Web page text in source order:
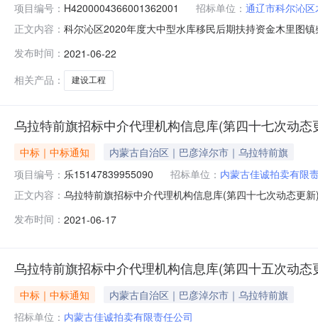
项目编号： H4200004366001362001 招标单位： 通辽市科尔沁
正文内容： 科尔沁区2020年度大中型水库移民后期扶持资金木里图
公告因工作人员录入错误，现对科尔沁区2020年度大中
发布时间： 2021-06-22
相关产品：
建设工程
乌拉特前旗招标中介代理机构信息库(第四十七次动态
中标｜中标通知
内蒙古自治区｜巴彦淖尔市｜乌拉特前旗
项目编号： 乐15147839955090 招标单位： 内蒙古佳诚拍卖有限
正文内容： 乌拉特前旗招标中介代理机构信息库(第四十七次动态更
建星项目管理顾问有限公司边云1514883298835%2河
发布时间： 2021-06-17
乌拉特前旗招标中介代理机构信息库(第四十五次动态
中标｜中标通知
内蒙古自治区｜巴彦淖尔市｜乌拉特前旗
招标单位： 内蒙古佳诚拍卖有限责任公司